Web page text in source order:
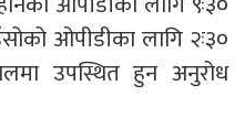
ओपीडीका लागि २ः३०
उपस्थित हुन अनुरोध